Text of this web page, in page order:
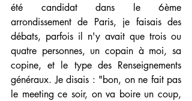
été candidat dans le 6ème
arrondissement de Paris, je faisais des
débats, parfois il n'y avait que trois ou
quatre personnes, un copain à moi, sa
copine, et le type des Renseignements
généraux. Je disais : "bon, on ne fait pas
le meeting ce soir, on va boire un coup,